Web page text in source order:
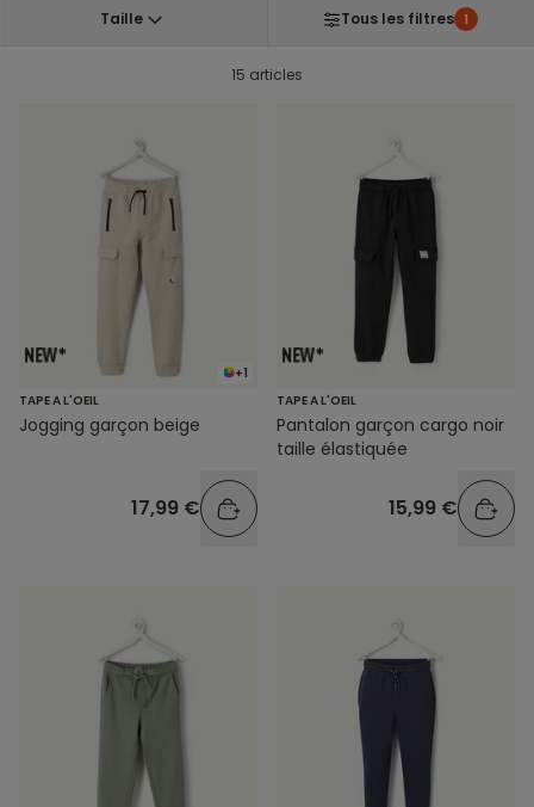
Taille Tous les filtres 1
15 articles
+1
TAPE A L'OEIL
Jogging garçon beige
17,99 €
TAPE A L'OEIL
Pantalon garçon cargo noir
taille élastiquée
15,99 €